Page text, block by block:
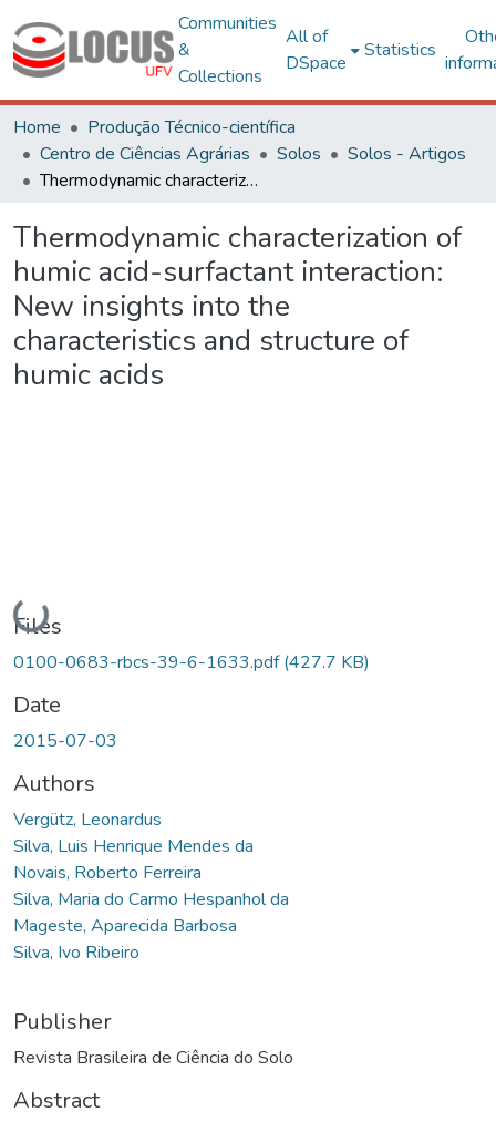
Communities
&
Collections
All of
DSpace
Statistics
Home
Produção Técnico-científica
Centro de Ciências Agrárias
Solos
Solos - Artigos
Thermodynamic characterization of humic acid-surfactant interaction: New insights into the characteristics and structure of humic acids
Thermodynamic characterization of
humic acid-surfactant interaction:
New insights into the
characteristics and structure of
humic acids
Loading...
Files
0100-0683-rbcs-39-6-1633.pdf(427.7 KB)
Date
2015-07-03
Authors
Vergütz, Leonardus
Silva, Luis Henrique Mendes da
Novais, Roberto Ferreira
Silva, Maria do Carmo Hespanhol da
Mageste, Aparecida Barbosa
Silva, Ivo Ribeiro
Publisher
Revista Brasileira de Ciência do Solo
Abstract